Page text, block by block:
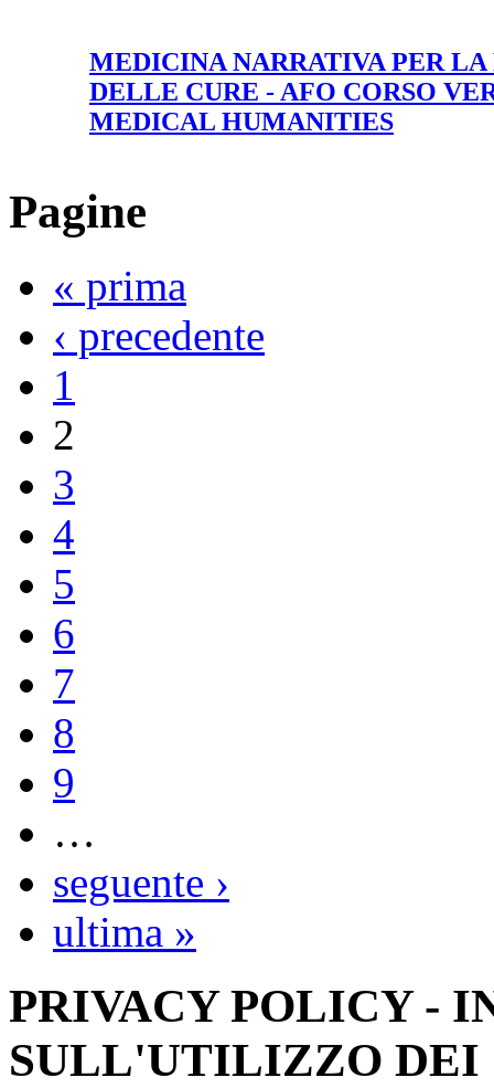
MEDICINA NARRATIVA PER
DELLE CURE - AFO CORSO
MEDICAL HUMANITIES
Pagine
« prima
‹ precedente
1
2
3
4
5
6
7
8
9
…
seguente ›
ultima »
PRIVACY POLICY -
SULL'UTILIZZO DEI